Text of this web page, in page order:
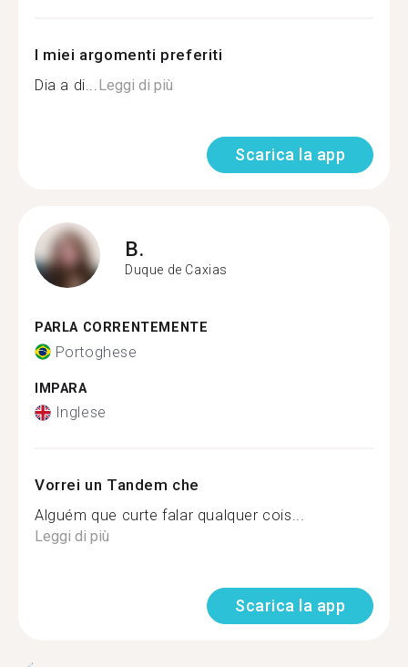
I miei argomenti preferiti
Dia a di...Leggi di più
Scarica la app
B.
Duque de Caxias
PARLA CORRENTEMENTE
Portoghese
IMPARA
Inglese
Vorrei un Tandem che
Alguém que curte falar qualquer cois...
Leggi di più
Scarica la app